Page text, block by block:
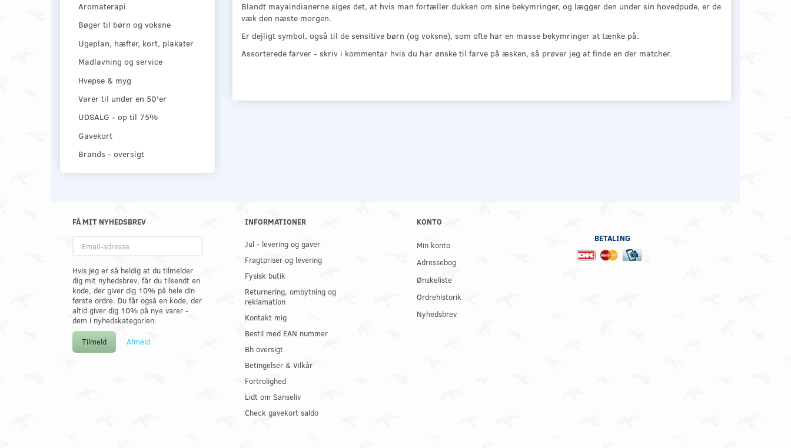
Aromaterapi
Bøger til børn og voksne
Ugeplan, hæfter, kort, plakater
Madlavning og service
Hvepse & myg
Varer til under en 50'er
UDSALG - op til 75%
Gavekort
Brands - oversigt
Blandt mayaindianerne siges det, at hvis man fortæller dukken om sine bekymringer, og lægger den under sin hovedpude, er de
væk den næste morgen.
Er dejligt symbol, også til de sensitive børn (og voksne), som ofte har en masse bekymringer at tænke på.
Assorterede farver - skriv i kommentar hvis du har ønske til farve på æsken, så prøver jeg at finde en der matcher.
FÅ MIT NYHEDSBREV
adresse
Hvis jeg er så heldig at du tilmelder
dig mit nyhedsbrev, får du tilsendt en
kode, der giver dig 10% på hele din
første ordre. Du får også en kode, der
altid giver dig 10% på nye varer -
dem i nyhedskategorien.
Tilmeld Afmeld
INFORMATIONER
Jul - levering og gaver
Fragtpriser og levering
Fysisk butik
Returnering, ombytning og
reklamation
Kontakt mig
Bestil med EAN nummer
Bh oversigt
Betingelser & Vilkår
Fortrolighed
Lidt om Sanseliv
Check gavekort saldo
KONTO
Min konto
Adressebog
Ønskeliste
Ordrehistorik
Nyhedsbrev
BETALING